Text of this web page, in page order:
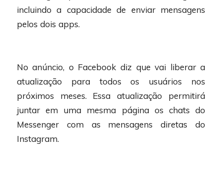
incluindo a capacidade de enviar mensagens
pelos dois apps.
No anúncio, o Facebook diz que vai liberar a
atualização para todos os usuários nos
próximos meses. Essa atualização permitirá
juntar em uma mesma página os chats do
Messenger com as mensagens diretas do
Instagram.